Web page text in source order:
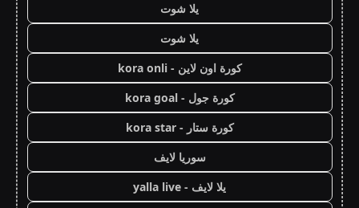
يلا شوت
يلا شوت
كورة اون لاين - kora onli
كورة جول - kora goal
كورة ستار - kora star
سوريا لايف
يلا لايف - yalla live